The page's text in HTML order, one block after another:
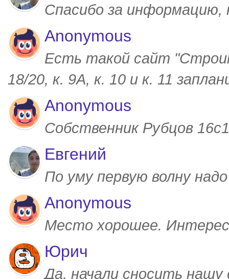
Спасибо за
Anonymous
Есть такой сайт
18/20, к. 9А, к. 10 и к. 11
Anonymous
Собственник Рубцов
Евгений
По уму первую волну
Anonymous
Место хорошее.
Юрич
Да, начали сносить